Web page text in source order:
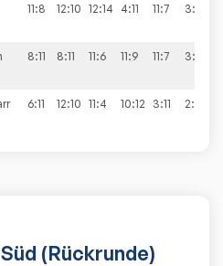
11:8 12:10 12:14 4:11 11:7 3:2
8:11 8:11 11:6 11:9 11:7 3:2
6:11 12:10 11:4 10:12 3:11 2:3
(Rückrunde)